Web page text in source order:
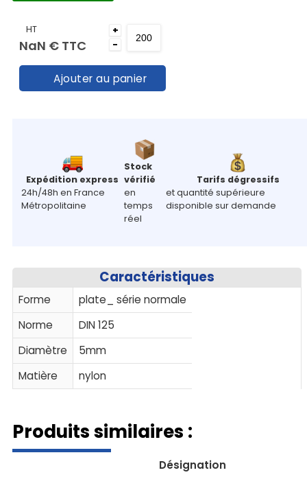
HT
NaN € TTC
+
-
Ajouter au panier
Expédition express
24h/48h en France
Métropolitaine
Stock
vérifié
en
temps
réel
Tarifs dégressifs
et quantité supérieure
disponible sur demande
Caractéristiques
Forme
plate_ série normale
Norme
DIN 125
Diamètre
5mm
Matière
nylon
Produits similaires :
Désignation